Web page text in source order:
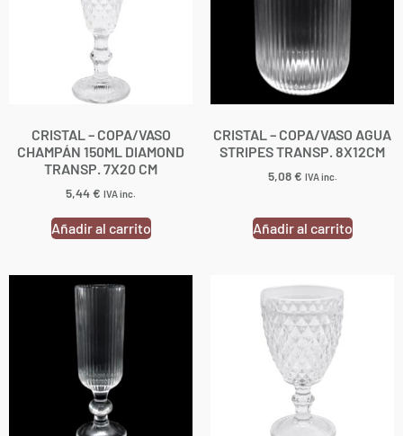
CRISTAL – COPA/VASO
CHAMPÁN 150ML DIAMOND
TRANSP. 7X20 CM
5,44€ IVA inc.
Añadir al carrito
CRISTAL – COPA/VASO AGUA
STRIPES TRANSP. 8X12CM
5,08€ IVA inc.
Añadir al carrito